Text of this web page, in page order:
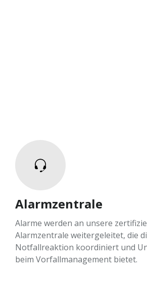
Alarmzentrale
Alarme werden an unsere
Alarmzentrale weitergeleitet, die
Notfallreaktion koordiniert und
beim Vorfallmanagement bietet.